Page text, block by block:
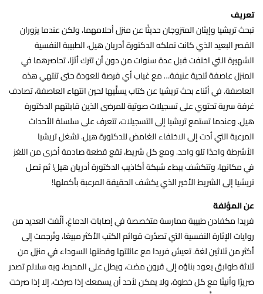
تعريف
تبحث تريشيا وإيثان المتزوجان حديثًا عن منزل أحلامهما، ولكن عندما يزوران
القصر البعيد الذي كانت تملكه الدكتورة أدريان هيل، الطبيبة النفسية
الشهيرة التي اختفت قبل عدة سنوات من دون أن تترك أثرًا، تحاصرهما في
المنزل عاصفة ثلجية عنيفة… مع غياب أي فرصة للعودة حتى تنتهي هذه
العاصفة. في أثناء بحث تريشيا عن كتاب يسلِّيها لحين انتهاء العاصفة، تصادف
غرفة سرية تحتوي على تسجيلات صوتية للمرضى الذين قابلتهم الدكتورة
هيل. وعندما تستمع تريشيا إلى التسجيلات، تتعرف على سلسلة الأحداث
المرعبة التي أدت إلى الاختفاء الغامض للدكتورة هيل. تشغل تريشيا
الأشرطة واحدًا تلو واحد. ومع كل شريط، تقع قطعة صادمة أخرى من اللغز
في مكانها، وتتكشف ببطء شبكة أكاذيب الدكتورة أدريان هيل! ثم تصل
تريشيا إلى الشريط الأخير الذي يكشف الحقيقة المرعبة بأكملها!
عن المؤلفة
فريدا مكفادن طبيبة ممارسة متخصصة في إصابات الدماغ، ألَّفت العديد من
روايات الإثارة النفسية التي تصدَّرت قوائم الكتب الأكثر مبيعًا، وتُرجمت إلى
أكثر من ثلاثين لغة. تعيش فريدا مع عائلتها وقطتها السوداء في منزل من
ثلاثة طوابق يعود بناؤه إلى قرون مضت، ويطل على المحيط، وبه سلالم تصدر
صريرًا وأنينًا مع كل خطوة، ولا يمكن لأحد أن يسمعك إذا صرخت، إلا إذا صرخت